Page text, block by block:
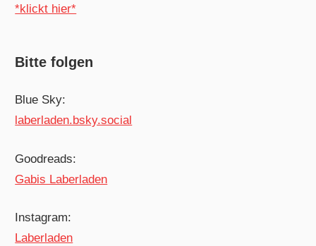
*klickt hier*
Bitte folgen
Blue Sky:
laberladen.bsky.social
Goodreads:
Gabis Laberladen
Instagram:
Laberladen